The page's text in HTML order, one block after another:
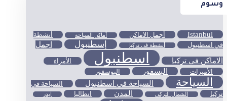
وسوم
Istanbul أجمل الاماكن أماكن السياحة
أنشطة
في اسطنبول
أنشطة في تركيا إسطنبول
اجمل
الاماكن في تركيا
اسطنبول
الأمراء
الأميرات
البسفور البوسفور
السياحة السياحة في اسطنبول
السياحة في
تركيا
الشمال التركي المدن انطاليا ايدر